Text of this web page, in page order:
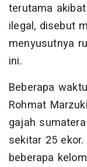
terutama
ilegal, disebut
menyusutnya
ini.
Beberapa
Rohmat
gajah
sekitar 25
beberapa